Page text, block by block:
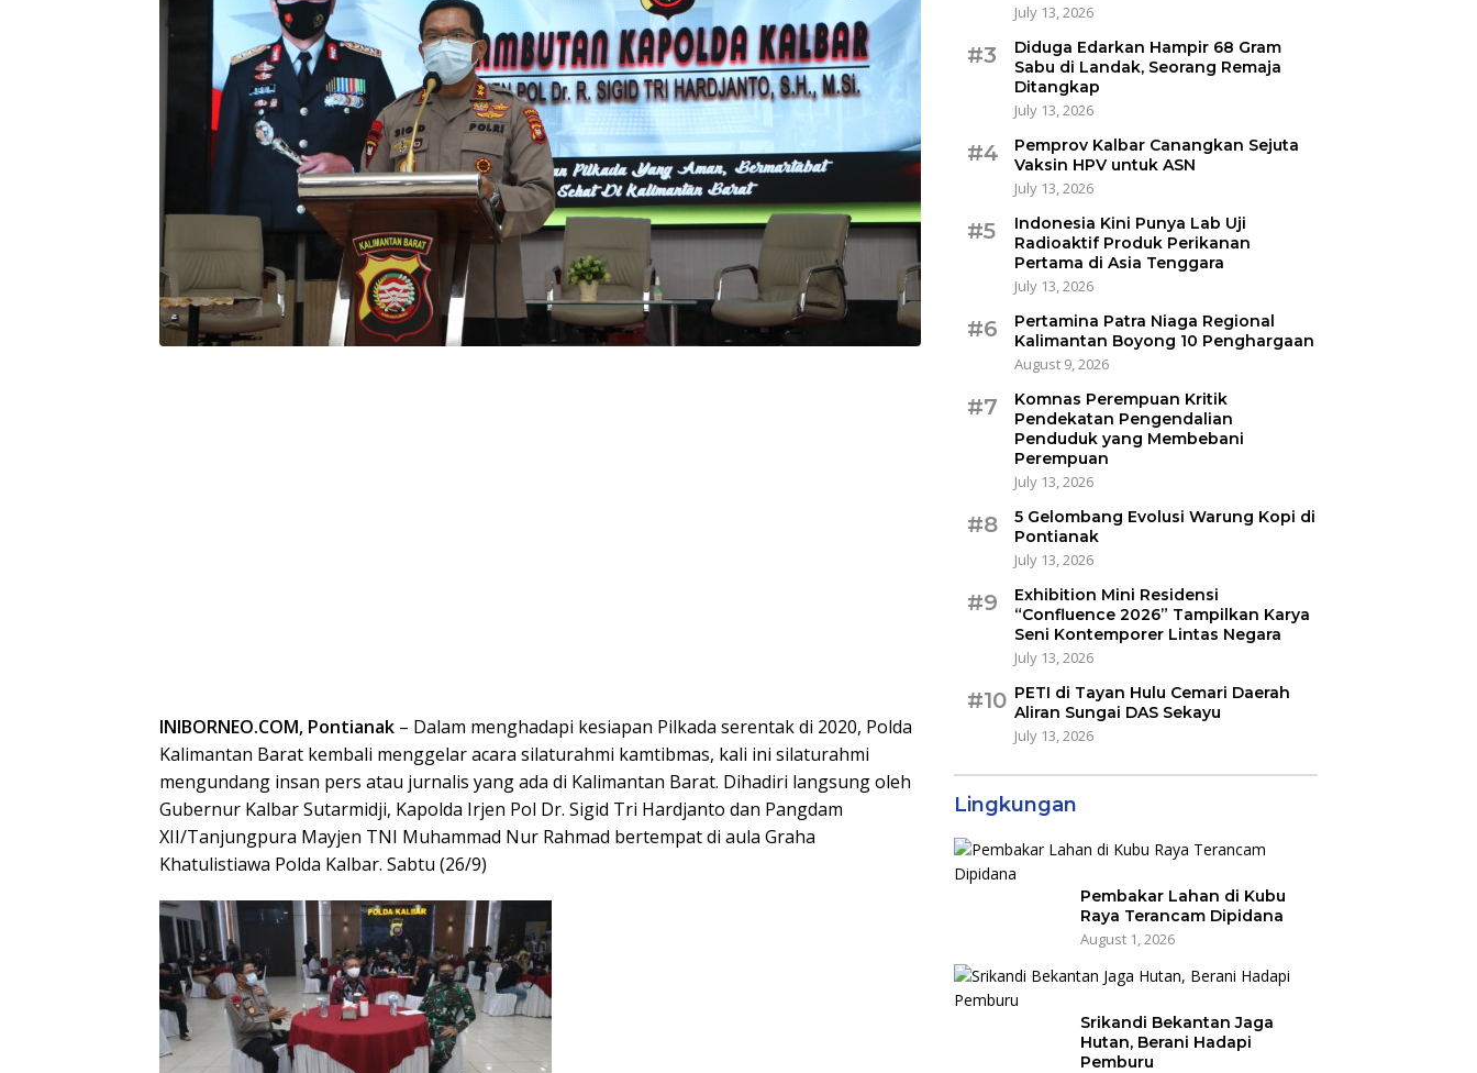
INIBORNEO.COM, Pontianak – Dalam menghadapi kesiapan Pilkada serentak di 2020, Polda
Kalimantan Barat kembali menggelar acara silaturahmi kamtibmas, kali ini silaturahmi
mengundang insan pers atau jurnalis yang ada di Kalimantan Barat. Dihadiri langsung oleh
Gubernur Kalbar Sutarmidji, Kapolda Irjen Pol Dr. Sigid Tri Hardjanto dan Pangdam
XII/Tanjungpura Mayjen TNI Muhammad Nur Rahmad bertempat di aula Graha
Khatulistiawa Polda Kalbar. Sabtu (26/9)
July 13, 2026
#3
Diduga Edarkan Hampir 68 Gram
Sabu di Landak, Seorang Remaja
Ditangkap
July 13, 2026
#4
Pemprov Kalbar Canangkan Sejuta
Vaksin HPV untuk ASN
July 13, 2026
#5
Indonesia Kini Punya Lab Uji
Radioaktif Produk Perikanan
Pertama di Asia Tenggara
July 13, 2026
#6
Pertamina Patra Niaga Regional
Kalimantan Boyong 10 Penghargaan
August 9, 2026
#7
Komnas Perempuan Kritik
Pendekatan Pengendalian
Penduduk yang Membebani
Perempuan
July 13, 2026
#8
5 Gelombang Evolusi Warung Kopi di
Pontianak
July 13, 2026
#9
Exhibition Mini Residensi
“Confluence 2026” Tampilkan Karya
Seni Kontemporer Lintas Negara
July 13, 2026
#10 PETI di Tayan Hulu Cemari Daerah
Aliran Sungai DAS Sekayu
July 13, 2026
Lingkungan
Pembakar Lahan di Kubu
Raya Terancam Dipidana
August 1, 2026
Srikandi Bekantan Jaga
Hutan, Berani Hadapi
Pemburu